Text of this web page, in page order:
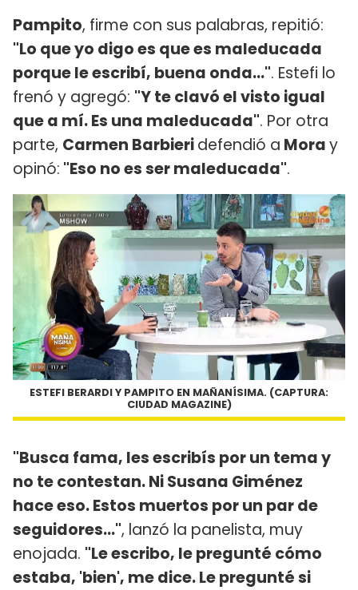
Pampito, firme con sus palabras, repitió:
"Lo que yo digo es que es maleducada
porque le escribí, buena onda...". Estefi lo
frenó y agregó: "Y te clavó el visto igual
que a mí. Es una maleducada". Por otra
parte, Carmen Barbieridefendió a Moray
opinó: "Eso no es ser maleducada".
ESTEFI BERARDI Y PAMPITO EN MAÑANÍSIMA. (CAPTURA:
CIUDAD MAGAZINE)
"Busca fama, les escribís por un tema y
no te contestan. Ni Susana Giménez
hace eso. Estos muertos por un par de
seguidores...", lanzó la panelista, muy
enojada. "Le escribo, le pregunté cómo
estaba, 'bien', me dice. Le pregunté si